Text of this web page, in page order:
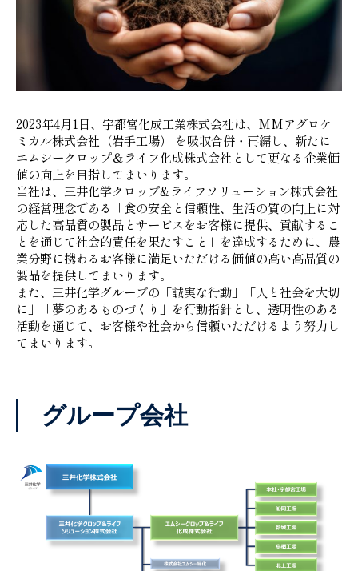
2023年4月1日、宇都宮化成工業株式会社は、MMアグロケ
ミカル株式会社（岩手工場） を吸収合併・再編し、新たに
エムシークロップ＆ライフ化成株式会社として更なる企業価
値の向上を目指してまいります。
当社は、三井化学クロップ&ライフソリューション株式会社
の経営理念である「食の安全と信頼性、生活の質の向上に対
応した高品質の製品とサービスをお客様に提供、貢献するこ
とを通じて社会的責任を果たすこと」を達成するために、農
業分野に携わるお客様に満足いただける価値の高い高品質の
製品を提供してまいります。
また、三井化学グループの「誠実な行動」「人と社会を大切
に」「夢のあるものづくり」を行動指針とし、透明性のある
活動を通じて、お客様や社会から信頼いただけるよう努力し
てまいります。
グループ会社